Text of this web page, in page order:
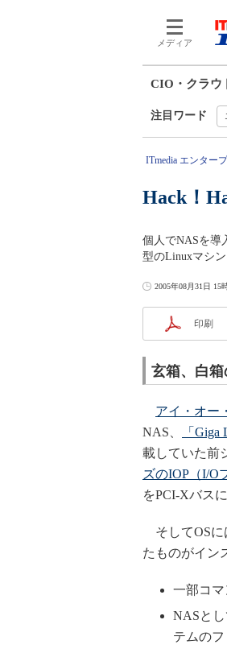
メディア
CIO・クラウ
注目ワード
ITmedia エンター
Hack！
個人でNASを導
型のLinuxマシ
2005年08月31日 15
印刷
玄箱、白箱
アイ・オー
NAS、
「
載していた前
ズのIOP（I/O
をPCI-Xバス
そしてOSに
たものがイン
一部コ
NASと
テムの